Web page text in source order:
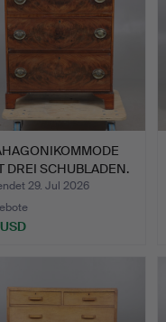
DREI SCHUBLADEN.
29. Jul 2026